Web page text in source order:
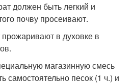
должен быть легкий и
почву просеивают.
в духовке в
магазинную смесь
самостоятельно песок (1 ч.) и